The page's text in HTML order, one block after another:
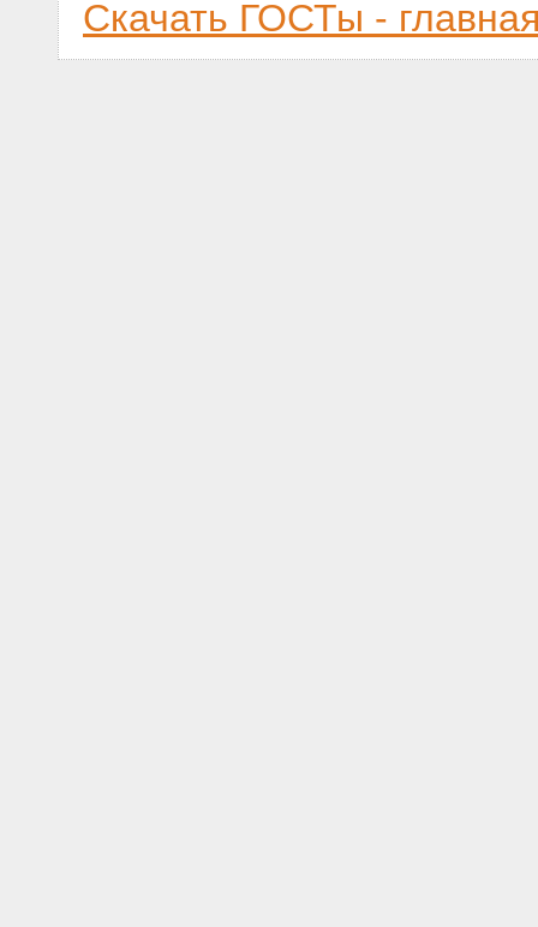
Скачать ГОСТы -